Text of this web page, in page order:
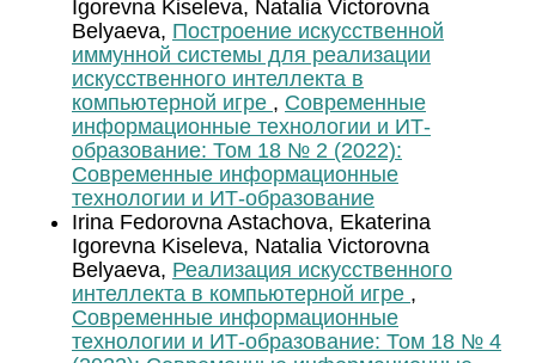
Igorevna Kiseleva, Natalia Victorovna
Belyaeva, Построение искусственной
иммунной системы для реализации
искусственного интеллекта в
компьютерной игре , Современные
информационные технологии и ИТ-
образование: Том 18 № 2 (2022):
Современные информационные
технологии и ИТ-образование
Irina Fedorovna Astachova, Ekaterina
Igorevna Kiseleva, Natalia Victorovna
Belyaeva, Реализация искусственного
интеллекта в компьютерной игре ,
Современные информационные
технологии и ИТ-образование: Том 18 № 4